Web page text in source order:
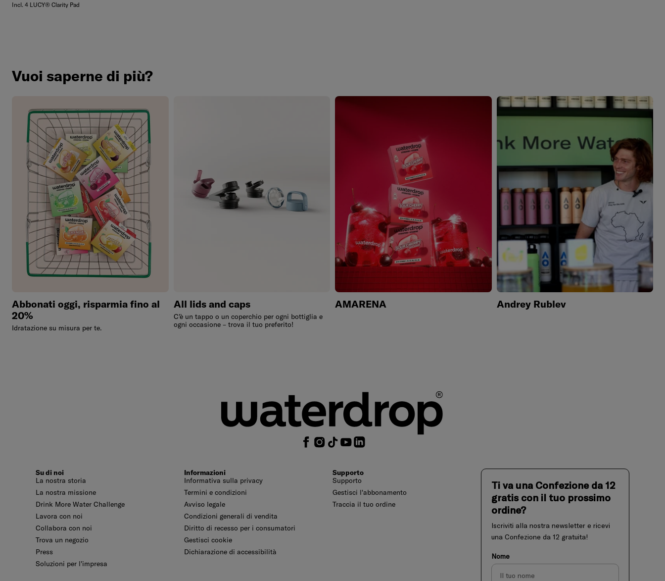
Incl. 4 LUCY® Clarity Pad
Vuoi saperne di più?
Abbonati oggi, risparmia fino al
20%
Idratazione su misura per te.
All lids and caps
C'è un tappo o un coperchio per ogni bottiglia e
ogni occasione – trova il tuo preferito!
AMARENA Andrey Rublev
Su di noi
La nostra storia
La nostra missione
Drink More Water Challenge
Lavora con noi
Collabora con noi
Trova un negozio
Press
Soluzioni per l'impresa
Informazioni
Informativa sulla privacy
Termini e condizioni
Avviso legale
Condizioni generali di vendita
Diritto di recesso per i consumatori
Gestisci cookie
Dichiarazione di accessibilità
Supporto
Supporto
Gestisci l'abbonamento
Traccia il tuo ordine
Ti va una Confezione da 12
gratis con il tuo prossimo
ordine?
Iscriviti alla nostra newsletter e ricevi
una Confezione da 12 gratuita!
Nome